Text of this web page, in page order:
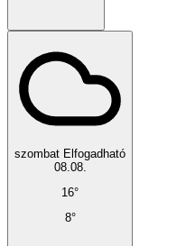
szombat Elfogadható
08.08.
16°
8°